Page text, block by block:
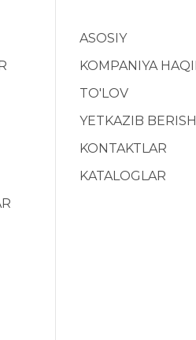
ASOSIY
KOMPANIYA
TO'LOV
YETKAZIB BERISH
KONTAKTLAR
KATALOGLAR